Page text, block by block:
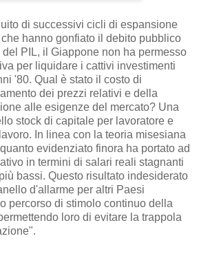
di successivi cicli di espansione
hanno gonfiato il debito pubblico
del PIL, il Giappone non ha permesso
per liquidare i cattivi investimenti
'80. Qual è stato il costo di
dei prezzi relativi e della
alle esigenze del mercato? Una
stock di capitale per lavoratore e
In linea con la teoria misesiana
evidenziato finora ha portato ad
in termini di salari reali stagnanti
bassi. Questo risultato indesiderato
d'allarme per altri Paesi
percorso di stimolo continuo della
loro di evitare la trappola